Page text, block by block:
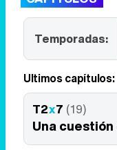
Temporadas:
Últimos capítulos:
T2x7 (19)
Una